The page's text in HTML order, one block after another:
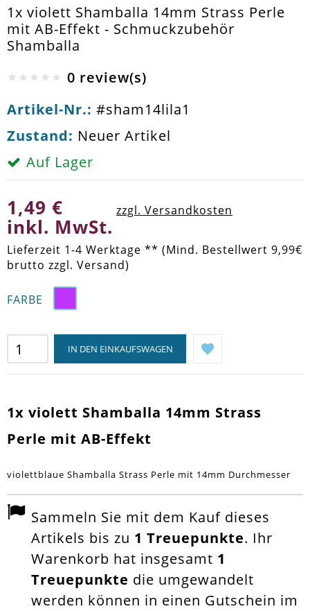
1x violett Shamballa 14mm Strass Perle
mit AB-Effekt - Schmuckzubehör
Shamballa
0 review(s)
Artikel-Nr.: #sham14lila1
Zustand: Neuer Artikel
Auf Lager
1,49 €
inkl. MwSt.
zzgl. Versandkosten
Lieferzeit 1-4 Werktage ** (Mind. Bestellwert 9,99€
brutto zzgl. Versand)
FARBE
IN DEN EINKAUFSWAGEN
1x violett Shamballa 14mm Strass
Perle mit AB-Effekt
violettblaue Shamballa Strass Perle mit 14mm Durchmesser
Sammeln Sie mit dem Kauf dieses
Artikels bis zu 1 Treuepunkte. Ihr
Warenkorb hat insgesamt 1
Treuepunkte die umgewandelt
werden können in einen Gutschein im